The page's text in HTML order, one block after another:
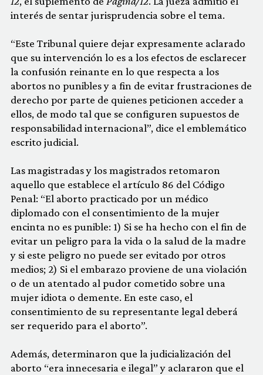
interés de sentar jurisprudencia sobre el tema.
“Este Tribunal quiere dejar expresamente aclarado
que su intervención lo es a los efectos de esclarecer
la confusión reinante en lo que respecta a los
abortos no punibles y a fin de evitar frustraciones de
derecho por parte de quienes peticionen acceder a
ellos, de modo tal que se configuren supuestos de
responsabilidad internacional”, dice el emblemático
escrito judicial.
Las magistradas y los magistrados retomaron
aquello que establece el artículo 86 del Código
Penal: “El aborto practicado por un médico
diplomado con el consentimiento de la mujer
encinta no es punible: 1) Si se ha hecho con el fin de
evitar un peligro para la vida o la salud de la madre
y si este peligro no puede ser evitado por otros
medios; 2) Si el embarazo proviene de una violación
o de un atentado al pudor cometido sobre una
mujer idiota o demente. En este caso, el
consentimiento de su representante legal deberá
ser requerido para el aborto”.
Además, determinaron que la judicialización del
aborto “era innecesaria e ilegal” y aclararon que el